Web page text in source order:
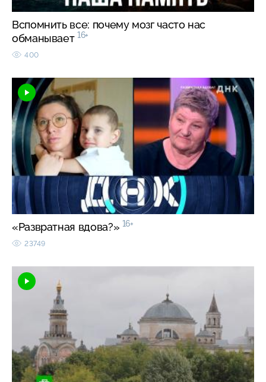
Вспомнить все: почему мозг часто нас
обманывает 16+
400
«Развратная вдова?» 16+
23749